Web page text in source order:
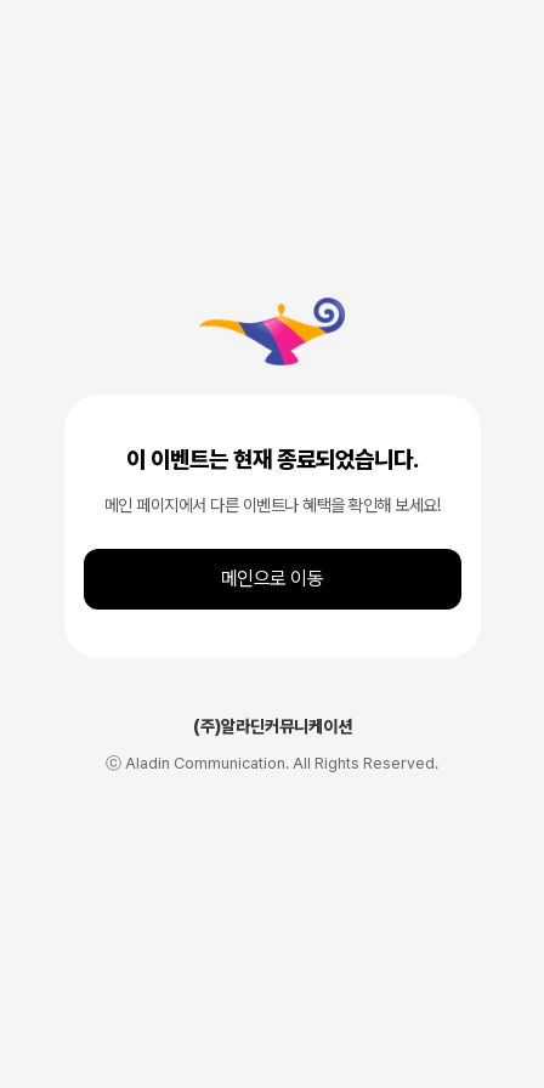
이 이벤트는 현재 종료되었습니다.
메인 페이지에서 다른 이벤트나 혜택을 확인해 보세요!
메인으로 이동
(주)알라딘커뮤니케이션
ⓒ Aladin Communication. All Rights Reserved.